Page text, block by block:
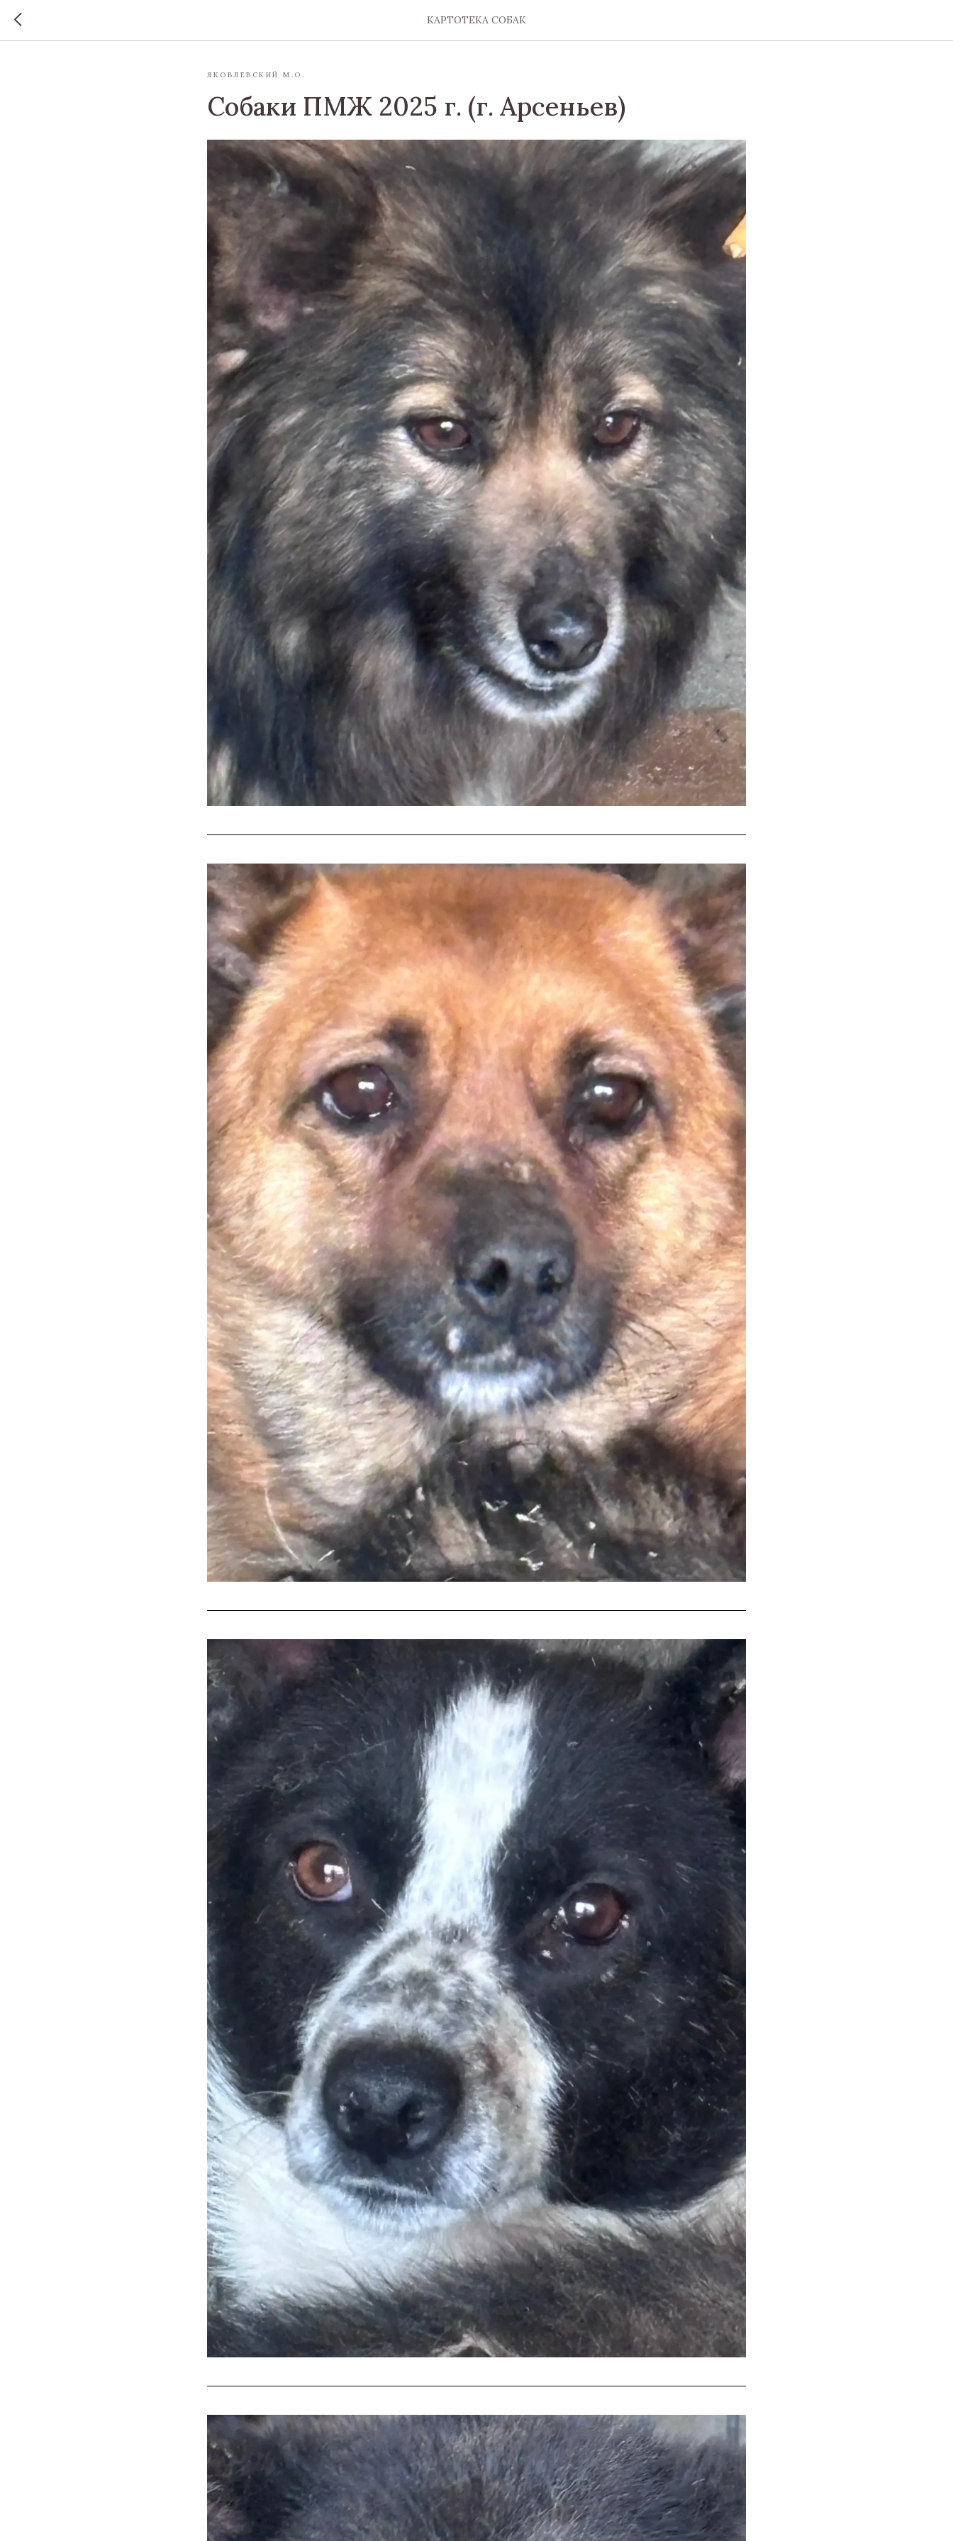
КАРТОТЕКА СОБАК
ЯКОВЛЕВСКИЙ М.О.
Собаки ПМЖ 2025 г. (г. Арсеньев)